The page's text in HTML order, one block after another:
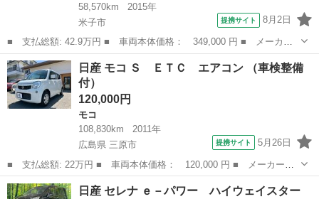
58,570km
2015年
米子市
提携サイト 8月2日
■ 支払総額: 42.9万円 ■ 車両本体価格： 349,000 円 ■ メーカー
名： 日産 ■ 車種名： デイズ ■ グレード名： Ｘ Ｖセレ＋セ
ーフティ２ ☆ユーザー買取り☆修復歴無し☆ ユーザー様買取車☆
禁煙車☆アラ...
鳥取 米子市 デイズ
日産 モコ Ｓ ＥＴＣ エアコン （車検整備
付）
120,000円
モコ
108,830km
2011年
広島県 三原市
提携サイト 5月26日
■ 支払総額: 22万円 ■ 車両本体価格： 120,000 円 ■ メーカー
名： 日産 ■ 車種名： モコ ■ グレード名： Ｓ ＥＴＣ エア
コン ■ 排気量： 660cc ■ ドア枚数： 5D ■ ミッション：
広島 三原市 モコ
日産 セレナ ｅ－パワー ハイウェイスター